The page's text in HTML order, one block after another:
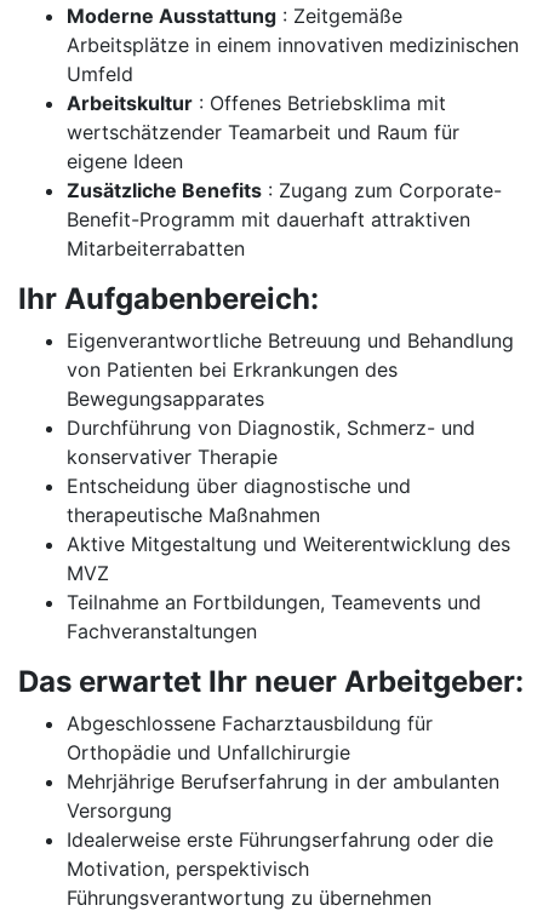
Moderne Ausstattung : Zeitgemäße
Arbeitsplätze in einem innovativen medizinischen
Umfeld
Arbeitskultur : Offenes Betriebsklima mit
wertschätzender Teamarbeit und Raum für
eigene Ideen
Zusätzliche Benefits : Zugang zum Corporate-
Benefit-Programm mit dauerhaft attraktiven
Mitarbeiterrabatten
Ihr Aufgabenbereich:
Eigenverantwortliche Betreuung und Behandlung
von Patienten bei Erkrankungen des
Bewegungsapparates
Durchführung von Diagnostik, Schmerz- und
konservativer Therapie
Entscheidung über diagnostische und
therapeutische Maßnahmen
Aktive Mitgestaltung und Weiterentwicklung des
MVZ
Teilnahme an Fortbildungen, Teamevents und
Fachveranstaltungen
Das erwartet Ihr neuer Arbeitgeber:
Abgeschlossene Facharztausbildung für
Orthopädie und Unfallchirurgie
Mehrjährige Berufserfahrung in der ambulanten
Versorgung
Idealerweise erste Führungserfahrung oder die
Motivation, perspektivisch
Führungsverantwortung zu übernehmen